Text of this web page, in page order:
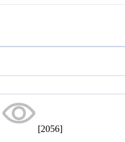
[2056]